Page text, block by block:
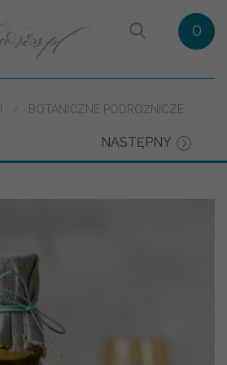
0
BOTANICZNE PODRÓŻNICZE
NASTĘPNY